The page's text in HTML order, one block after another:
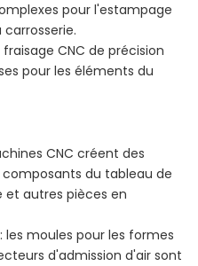
pour l'estampage
CNC de précision
pour les éléments du
CNC créent des
du tableau de
et autres pièces en
moules pour les formes
d'admission d'air sont